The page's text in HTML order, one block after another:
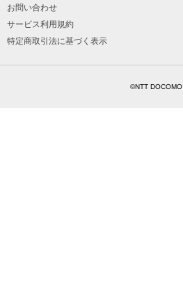
お問い合わせ
サービス利用規約
特定商取引法に基づく表示
©NTT DOCOMO